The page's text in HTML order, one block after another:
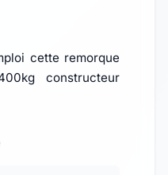
cette remorque
constructeur